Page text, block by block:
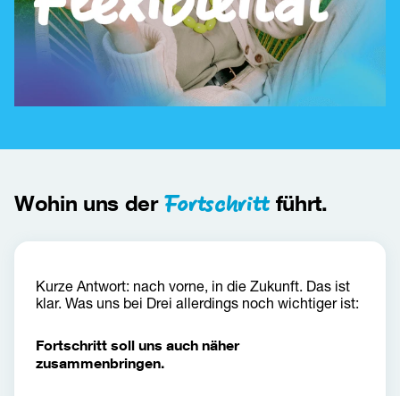
Wohin uns der Fortschrittführt.
Kurze Antwort: nach vorne, in die Zukunft. Das ist
klar. Was uns bei Drei allerdings noch wichtiger ist:
Fortschritt soll uns auch näher
zusammenbringen.